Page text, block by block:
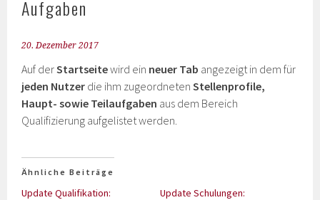
Aufgaben
20. Dezember 2017
Auf derStartseitewird ein neuer Tab angezeigt in dem für
jeden Nutzer die ihm zugeordnetenStellenprofile,
Haupt- sowie Teilaufgaben aus dem Bereich
Qualifizierung aufgelistet werden.
Ähnliche Beiträge
Update Qualifikation:
Update Schulungen: